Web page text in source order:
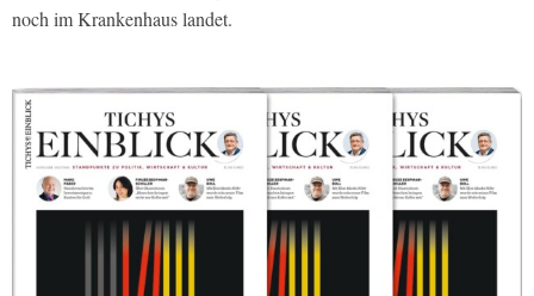
noch im Krankenhaus landet.